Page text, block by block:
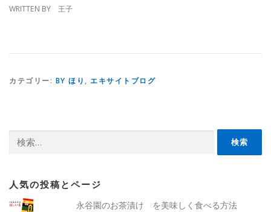
WRITTEN BY 王子
カテゴリー: BY ほり , エキサイトブログ
索:
人気の投稿とページ
永谷園のお茶漬け を美味しく食べる方法